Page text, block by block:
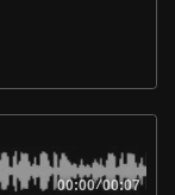
00:00/00:07